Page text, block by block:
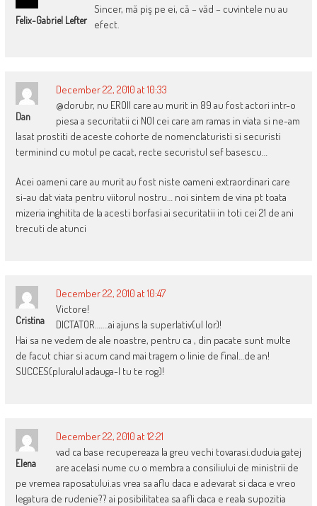
Felix-Gabriel Lefter
Sincer, mă piş pe ei, că – văd – cuvintele nu au
efect.
Dan
December 22, 2010 at 10:33
@dorubr, nu EROII care au murit in 89 au fost actori intr-o
piesa a securitatii ci NOI cei care am ramas in viata si ne-am
lasat prostiti de aceste cohorte de nomenclaturisti si securisti
terminind cu motul pe cacat, recte securistul sef basescu…
Acei oameni care au murit au fost niste oameni extraordinari care
si-au dat viata pentru viitorul nostru… noi sintem de vina pt toata
mizeria inghitita de la acesti borfasi ai securitatii in toti cei 21 de ani
trecuti de atunci
Cristina
December 22, 2010 at 10:47
Victore!
DICTATOR…….ai ajuns la superlativ(ul lor)!
Hai sa ne vedem de ale noastre, pentru ca , din pacate sunt multe
de facut chiar si acum cand mai tragem o linie de final…de an!
SUCCES(pluralul adauga-l tu te rog)!
Elena
December 22, 2010 at 12:21
vad ca base recupereaza la greu vechi tovarasi.duduia gatej
are acelasi nume cu o membra a consiliului de ministrii de
pe vremea raposatului.as vrea sa aflu daca e adevarat si daca e vreo
legatura de rudenie?? ai posibilitatea sa afli daca e reala supozitia